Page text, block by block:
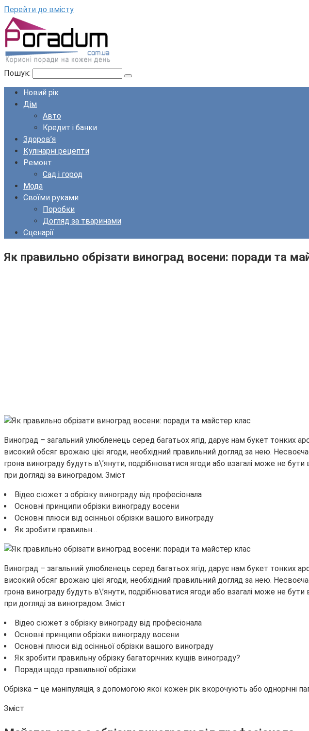
Перейти до вмісту
Пошук:
Новий рік
Дім
Авто
Кредит і банки
Здоров’я
Кулінарні рецепти
Ремонт
Сад і город
Мода
Своїми руками
Поробки
Догляд за тваринами
Сценарії
Як правильно обрізати виноград восени: поради та
Виноград – загальний улюбленець серед багатьох ягід, дарує нам букет тонких
високий обсяг врожаю цієї ягоди, необхідний правильний догляд за нею.
грона винограду будуть в\’янути, подрібнюватися ягоди або взагалі може не
при догляді за виноградом. Зміст
Відео сюжет з обрізку винограду від професіонала
Основні принципи обрізки винограду восени
Основні плюси від осінньої обрізки вашого винограду
Як зробити правильн…
Виноград – загальний улюбленець серед багатьох ягід, дарує нам букет тонких
високий обсяг врожаю цієї ягоди, необхідний правильний догляд за нею.
грона винограду будуть в\’янути, подрібнюватися ягоди або взагалі може не
при догляді за виноградом. Зміст
Відео сюжет з обрізку винограду від професіонала
Основні принципи обрізки винограду восени
Основні плюси від осінньої обрізки вашого винограду
Як зробити правильну обрізку багаторічних кущів винограду?
Поради щодо правильної обрізки
Обрізка – це маніпуляція, з допомогою якої кожен рік вкорочують або однорічні
Зміст